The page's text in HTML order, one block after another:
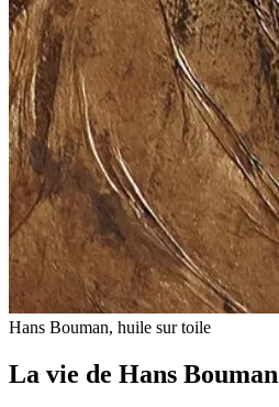
Hans Bouman, huile sur toile
La vie de Hans Bouman